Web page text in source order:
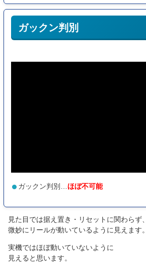
ガックン判別
ガックン判別…ほぼ不可能
見た目では据え置き・リセットに関わらず、
微妙にリールが動いているように見えます。
実機ではほぼ動いていないように
見えると思います。